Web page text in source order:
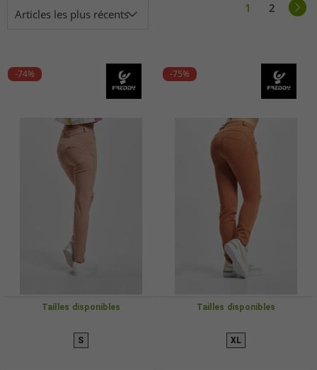
Articles les plus récents 1 2
-74%
Tailles disponibles
S
-75%
Tailles disponibles
XL